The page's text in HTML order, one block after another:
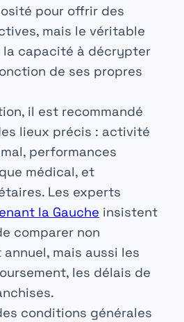
pour offrir des
mais le véritable
la capacité à décrypter
de ses propres
il est recommandé
lieux précis : activité
performances
médical, et
Les experts
la Gauche insistent
comparer non
mais aussi les
les délais de
conditions générales